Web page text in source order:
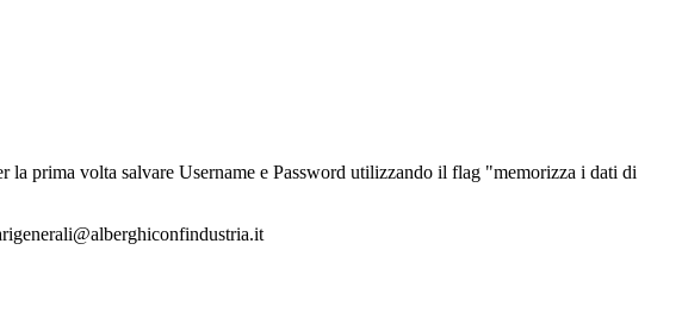
la prima volta salvare Username e Password utilizzando il flag "memorizza i dati di